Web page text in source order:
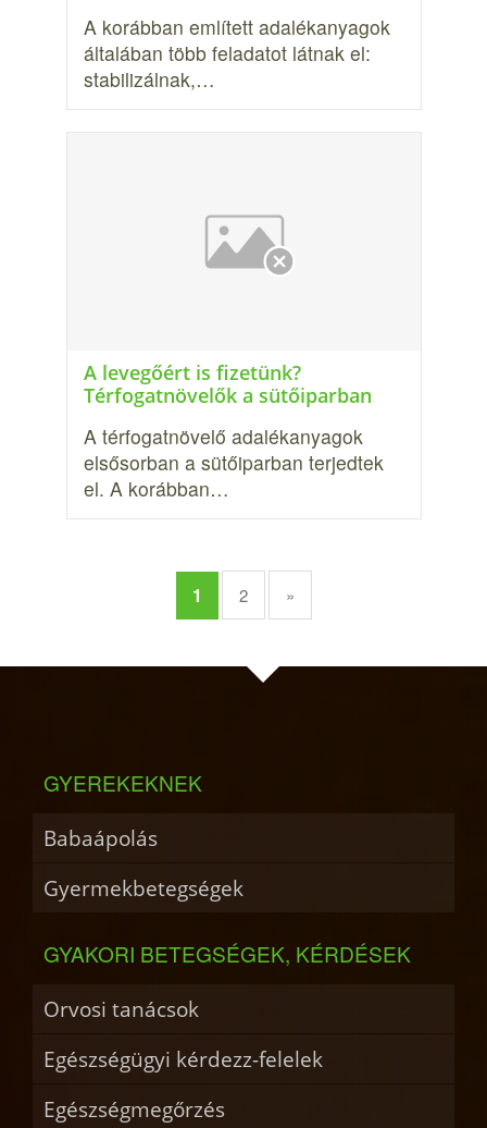
A korábban említett adalékanyagok
általában több feladatot lát­nak el:
stabilizálnak,…
A levegőért is fizetünk?
Térfogatnövelők a sütőiparban
A térfogatnövelő adalékanyagok
elsősorban a sütőiparban terjed­tek
el. A korábban…
1 2 »
GYEREKEKNEK
Babaápolás
Gyermekbetegségek
GYAKORI BETEGSÉGEK, KÉRDÉSEK
Orvosi tanácsok
Egészségügyi kérdezz-felelek
Egészségmegőrzés